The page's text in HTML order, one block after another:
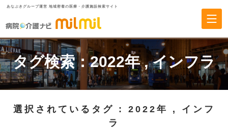
あなぶきグループ運営 地域密着の医療・介護施設検索サイト
タグ検索：2022年,インフラ
選択されているタグ : 2022年 , インフ
ラ